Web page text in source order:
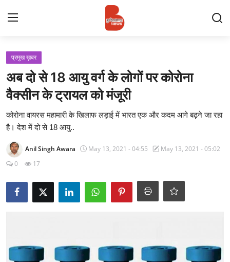
Login
Contact
प्रमुख ख़बर
राज्य
बुन्देलखण्ड
प्रमुख ख़बर
अब दो से 18 आयु वर्ग के लोगों पर कोरोना
वैक्सीन के ट्रायल को मंजूरी
कोरोना वायरस महामारी के खिलाफ लड़ाई में भारत एक और कदम आगे बढ़ने जा रहा
है। देश में दो से 18 आयु..
Anil Singh Awara May 13, 2021 - 04:55
May 13, 2021 - 05:02
0
17